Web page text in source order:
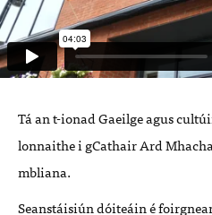
Tá an t-ionad Gaeilge agus
lonnaithe i gCathair Ard
mbliana.
Seanstáisiún dóiteáin é